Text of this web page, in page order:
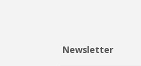
Newsletter